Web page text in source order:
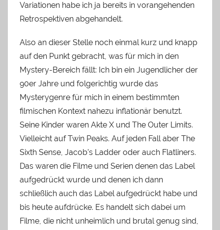
Variationen habe ich ja bereits in vorangehenden
Retrospektiven abgehandelt.
Also an dieser Stelle noch einmal kurz und knapp
auf den Punkt gebracht, was für mich in den
Mystery-Bereich fällt: Ich bin ein Jugendlicher der
90er Jahre und folgerichtig wurde das
Mysterygenre für mich in einem bestimmten
filmischen Kontext nahezu inflationär benutzt.
Seine Kinder waren Akte X und The Outer Limits.
Vielleicht auf Twin Peaks. Auf jeden Fall aber The
Sixth Sense, Jacob’s Ladder oder auch Flatliners.
Das waren die Filme und Serien denen das Label
aufgedrückt wurde und denen ich dann
schließlich auch das Label aufgedrückt habe und
bis heute aufdrücke. Es handelt sich dabei um
Filme, die nicht unheimlich und brutal genug sind,